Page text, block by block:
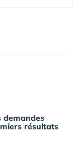
demandes
résultats